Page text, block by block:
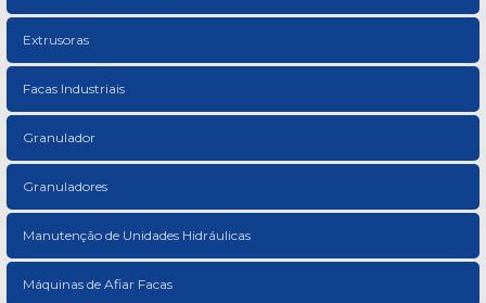
Extrusoras
Facas Industriais
Granulador
Granuladores
Manutenção de Unidades Hidráulicas
Máquinas de Afiar Facas